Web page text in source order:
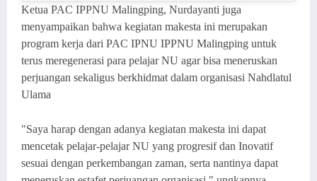
Ketua PAC IPPNU Malingping, Nurdayanti juga
menyampaikan bahwa kegiatan makesta ini merupakan
program kerja dari PAC IPNU IPPNU Malingping untuk
terus meregenerasi para pelajar NU agar bisa meneruskan
perjuangan sekaligus berkhidmat dalam organisasi Nahdlatul
Ulama
"Saya harap dengan adanya kegiatan makesta ini dapat
mencetak pelajar-pelajar NU yang progresif dan Inovatif
sesuai dengan perkembangan zaman, serta nantinya dapat